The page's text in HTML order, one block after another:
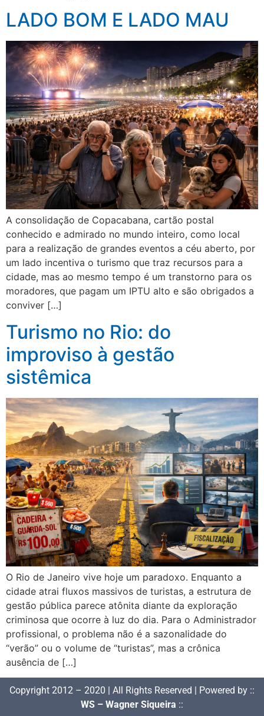
LADO BOM E LADO MAU
A consolidação de Copacabana, cartão postal
conhecido e admirado no mundo inteiro, como local
para a realização de grandes eventos a céu aberto, por
um lado incentiva o turismo que traz recursos para a
cidade, mas ao mesmo tempo é um transtorno para os
moradores, que pagam um IPTU alto e são obrigados a
conviver […]
Turismo no Rio: do
improviso à gestão
sistêmica
O Rio de Janeiro vive hoje um paradoxo. Enquanto a
cidade atrai fluxos massivos de turistas, a estrutura de
gestão pública parece atônita diante da exploração
criminosa que ocorre à luz do dia. Para o Administrador
profissional, o problema não é a sazonalidade do
“verão” ou o volume de “turistas”, mas a crônica
ausência de […]
Copyright 2012 – 2020 | All Rights Reserved | Powered by ::
WS – Wagner Siqueira ::